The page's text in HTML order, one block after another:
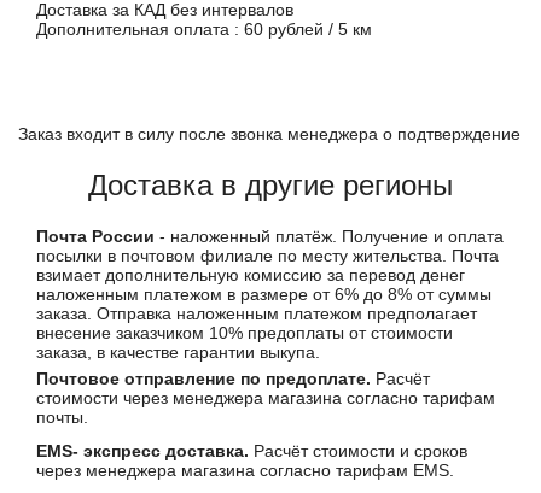
Доставка за КАД без интервалов
Дополнительная оплата : 60 рублей / 5 км
Заказ входит в силу после звонка менеджера о подтверждение
Доставка в другие регионы
Почта России - наложенный платёж. Получение и оплата
посылки в почтовом филиале по месту жительства. Почта
взимает дополнительную комиссию за перевод денег
наложенным платежом в размере от 6% до 8% от суммы
заказа. Отправка наложенным платежом предполагает
внесение заказчиком 10% предоплаты от стоимости
заказа, в качестве гарантии выкупа.
Почтовое отправление по предоплате. Расчёт
стоимости через менеджера магазина согласно тарифам
почты.
EMS- экспресс доставка. Расчёт стоимости и сроков
через менеджера магазина согласно тарифам EMS.